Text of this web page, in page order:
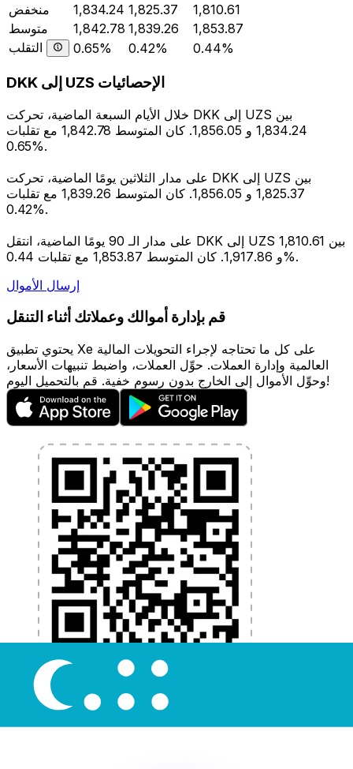
منخفض
1,834.24 1,825.37
1,810.61
متوسط
1,842.78 1,839.26
1,853.87
التقلب
0.65% 0.42% 0.44%
DKK إلى UZS الإحصائيات
خلال الأيام السبعة الماضية، تحركت DKK إلى UZS بين
1,834.24 و 1,856.05. كان المتوسط 1,842.78 مع تقلبات
0.65%.
على مدار الثلاثين يومًا الماضية، تحركت DKK إلى UZS بين
1,825.37 و 1,856.05. كان المتوسط 1,839.26 مع تقلبات
0.42%.
على مدار الـ 90 يومًا الماضية، انتقل DKK إلى UZS بين 1,810.61
و 1,917.86. كان المتوسط 1,853.87 مع تقلبات 0.44%.
إرسال الأموال
قم بإدارة أموالك وعملاتك أثناء التنقل
يحتوي تطبيق Xe على كل ما تحتاجه لإجراء التحويلات المالية
العالمية وإدارة العملات. حوِّل العملات، واضبط تنبيهات الأسعار،
وحوِّل الأموال إلى الخارج بدون رسوم خفية. قم بالتحميل اليوم!